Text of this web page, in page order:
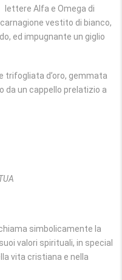
lettere Alfa e Omega di
vestito di bianco,
ed impugnante un giglio
trifogliata d’oro, gemmata
da un cappello prelatizio a
simbolicamente la
valori spirituali, in special
vita cristiana e nella